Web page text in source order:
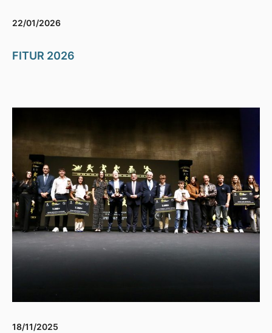
22/01/2026
FITUR 2026
18/11/2025